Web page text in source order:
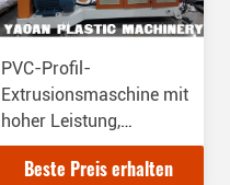
PVC-Profil-
Extrusionsmaschine mit
hoher Leistung,
Einschraubextrusion,
CE-Zertifikat
Beste Preis erhalten